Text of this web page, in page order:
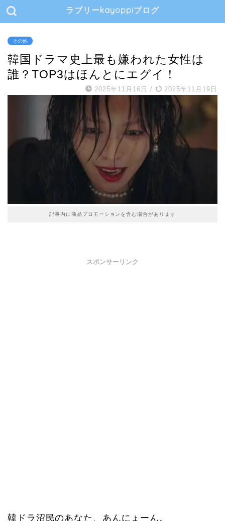
ラブリーkayoppiブログ
その他
韓国ドラマ史上最も嫌われた女性は
誰？TOP3はほんとにエグイ！
2025年11月16日 / 2025年11月19日
記事内に商品プロモーションを含む場合があります
スポンサーリンク
韓ドラ沼民のあなた、あんにょーん。